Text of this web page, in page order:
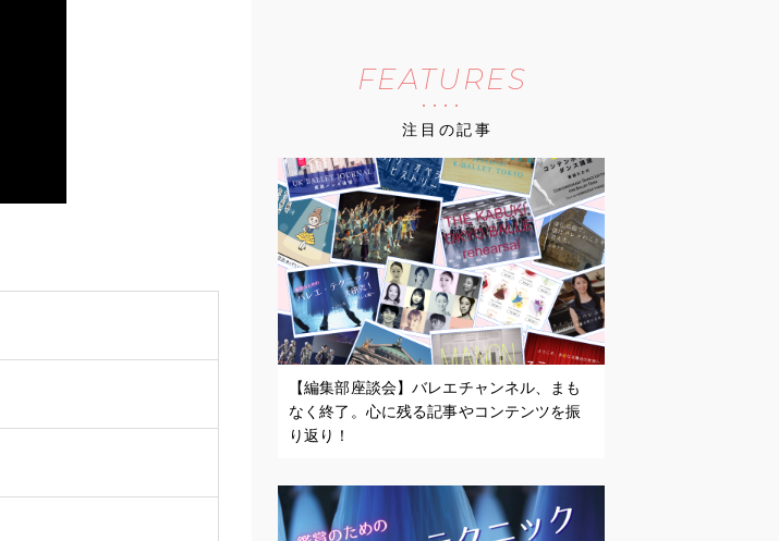
FEATURES
注目の記事
【編集部座談会】バレエチャンネル、まも
なく終了。心に残る記事やコンテンツを振
り返り！